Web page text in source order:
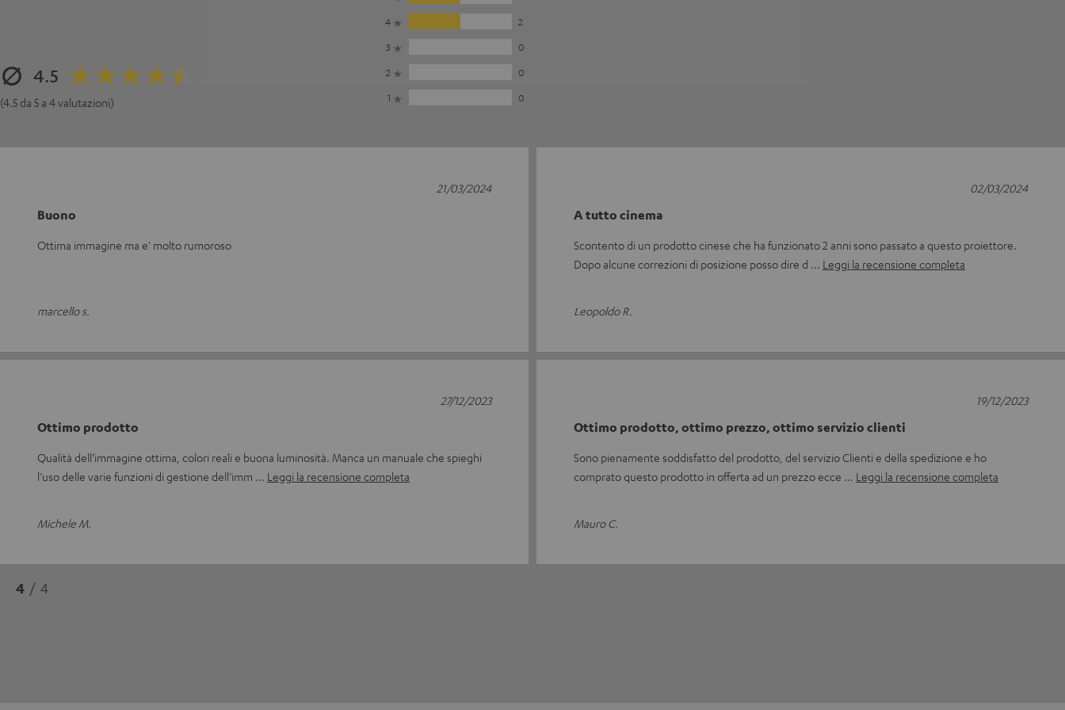
4.5
(4.5 da 5 a 4 valutazioni)
4
2
3
0
2
0
1
0
Buono
Ottima immagine ma e' molto rumoroso
marcello s.
21/03/2024
A tutto cinema
Scontento di un prodotto cinese che ha funzionato 2 anni sono passato a questo proiettore.
Dopo alcune correzioni di posizione posso dire d
Leggi la recensione completa
Leopoldo R.
02/03/2024
Ottimo prodotto
Qualità dell’immagine ottima, colori reali e buona luminosità. Manca un manuale che spieghi
l’uso delle varie funzioni di gestione dell’imm
Leggi la recensione completa
Michele M.
27/12/2023
Ottimo prodotto, ottimo prezzo, ottimo servizio clienti
Sono pienamente soddisfatto del prodotto, del servizio Clienti e della spedizione e ho
comprato questo prodotto in offerta ad un prezzo ecce
Leggi la recensione completa
Mauro C.
19/12/2023
4 / 4